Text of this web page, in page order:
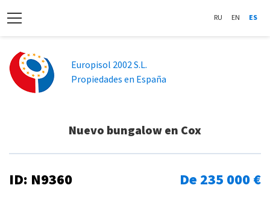
RU EN ES
Europisol 2002 S.L.
Propiedades en España
Nuevo bungalow en Cox
ID: N9360 De 235 000 €